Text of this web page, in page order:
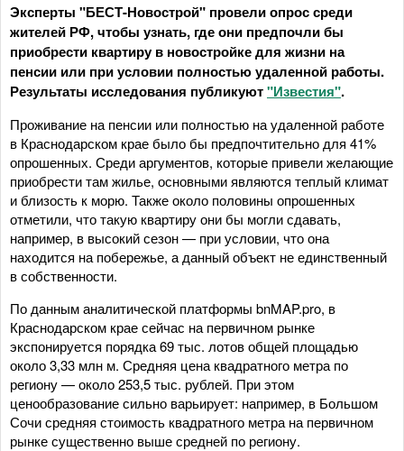
Эксперты "БЕСТ-Новострой" провели опрос среди
жителей РФ, чтобы узнать, где они предпочли бы
приобрести квартиру в новостройке для жизни на
пенсии или при условии полностью удаленной работы.
Результаты исследования публикуют"Известия".
Проживание на пенсии или полностью на удаленной работе
в Краснодарском крае было бы предпочтительно для 41%
опрошенных. Среди аргументов, которые привели желающие
приобрести там жилье, основными являются теплый климат
и близость к морю. Также около половины опрошенных
отметили, что такую квартиру они бы могли сдавать,
например, в высокий сезон — при условии, что она
находится на побережье, а данный объект не единственный
в собственности.
По данным аналитической платформы bnMAP.pro, в
Краснодарском крае сейчас на первичном рынке
экспонируется порядка 69 тыс. лотов общей площадью
около 3,33 млн м. Средняя цена квадратного метра по
региону — около 253,5 тыс. рублей. При этом
ценообразование сильно варьирует: например, в Большом
Сочи средняя стоимость квадратного метра на первичном
рынке существенно выше средней по региону.